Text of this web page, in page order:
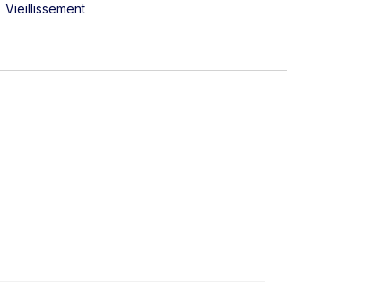
Vieillissement